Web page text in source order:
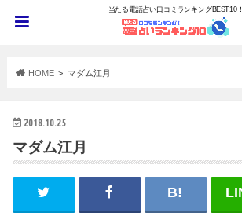
当たる電話占い口コミランキングBEST10！
HOME マダム江月
2018.10.25
マダム江月